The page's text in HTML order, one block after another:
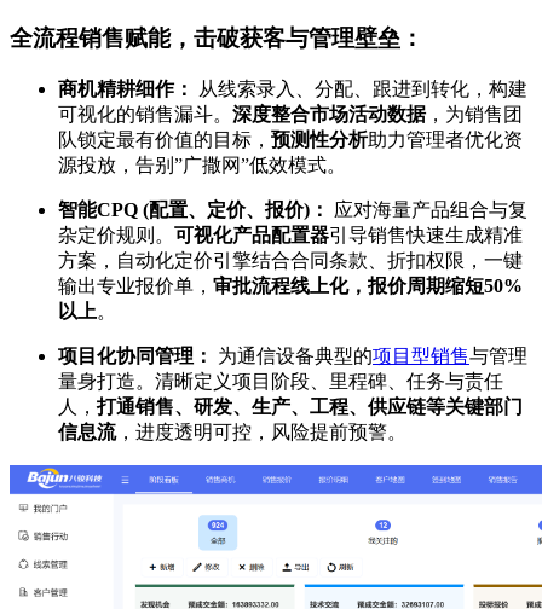
全流程销售赋能，击破获客与管理壁垒：
商机精耕细作：
从线索录入、分配、跟进到转化，构建
可视化的销售漏斗。 深度整合市场活动数据，为销售团
队锁定最有价值的目标， 预测性分析助力管理者优化资
源投放，告别”广撒网”低效模式。
智能CPQ (配置、定价、报价)：
应对海量产品组合与复
杂定价规则。 可视化产品配置器引导销售快速生成精准
方案，自动化定价引擎结合合同条款、折扣权限，一键
输出专业报价单， 审批流程线上化，报价周期缩短50%
以上。
项目化协同管理： 为通信设备典型的项目型销售与管理
量身打造。清晰定义项目阶段、里程碑、任务与责任
人，打通销售、研发、生产、工程、供应链等关键部门
信息流，进度透明可控，风险提前预警。